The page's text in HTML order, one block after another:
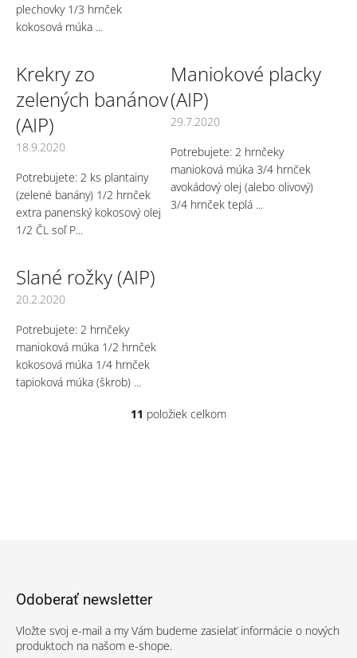
plechovky 1/3 hrnček
kokosová múka ...
Krekry zo
zelených banánov
(AIP)
18.9.2020
Potrebujete: 2 ks plantainy
(zelené banány) 1/2 hrnček
extra panenský kokosový olej
1/2 ČL soľ P...
Maniokové placky
(AIP)
29.7.2020
Potrebujete: 2 hrnčeky
manioková múka 3/4 hrnček
avokádový olej (alebo olivový)
3/4 hrnček teplá ...
Slané rožky (AIP)
20.2.2020
Potrebujete: 2 hrnčeky
manioková múka 1/2 hrnček
kokosová múka 1/4 hrnček
tapioková múka (škrob) ...
O
v
11 položiek celkom
Odoberať newsletter
Vložte svoj e-mail a my Vám budeme zasielať informácie o nových
produktoch na našom e-shope.